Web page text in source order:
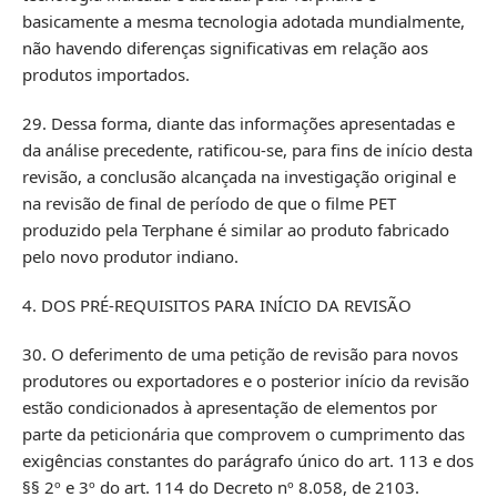
basicamente a mesma tecnologia adotada mundialmente,
não havendo diferenças significativas em relação aos
produtos importados.
29. Dessa forma, diante das informações apresentadas e
da análise precedente, ratificou-se, para fins de início desta
revisão, a conclusão alcançada na investigação original e
na revisão de final de período de que o filme PET
produzido pela Terphane é similar ao produto fabricado
pelo novo produtor indiano.
4. DOS PRÉ-REQUISITOS PARA INÍCIO DA REVISÃO
30. O deferimento de uma petição de revisão para novos
produtores ou exportadores e o posterior início da revisão
estão condicionados à apresentação de elementos por
parte da peticionária que comprovem o cumprimento das
exigências constantes do parágrafo único do art. 113 e dos
§§ 2º e 3º do art. 114 do Decreto nº 8.058, de 2103.